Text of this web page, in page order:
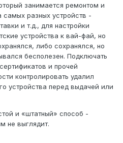
занимается ремонтом и
разных устройств -
и т.д., для настройки
устройства к вай-фай, но
либо сохранялся, но
бесполезен. Подключать
и прочей
контролировать удалил
устройства перед выдачей или
и «штатный» способ -
не выглядит.